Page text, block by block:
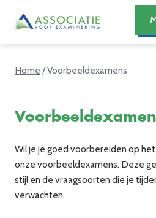
Home /Voorbeeldexamens
Wil je je goed voorbereiden op
onze voorbeeldexamens. Deze
stijl en de vraagsoorten die je
verwachten.